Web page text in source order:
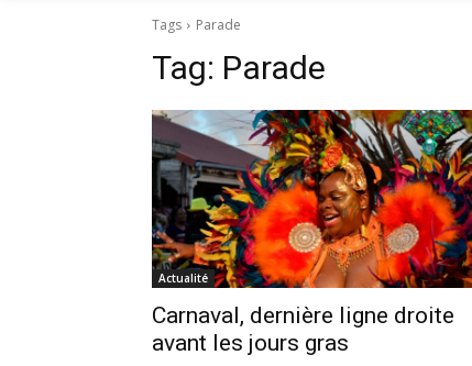
Tags Parade
Tag: Parade
Actualité
Carnaval, dernière ligne droite
avant les jours gras